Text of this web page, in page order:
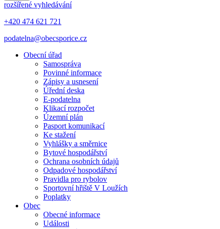
rozšířené vyhledávání
+420 474 621 721
podatelna@obecsporice.cz
Obecní úřad
Samospráva
Povinné informace
Zápisy a usnesení
Úřední deska
E-podatelna
Klikací rozpočet
Územní plán
Pasport komunikací
Ke stažení
Vyhlášky a směrnice
Bytové hospodářství
Ochrana osobních údajů
Odpadové hospodářství
Pravidla pro rybolov
Sportovní hřiště V Loužích
Poplatky
Obec
Obecné informace
Události